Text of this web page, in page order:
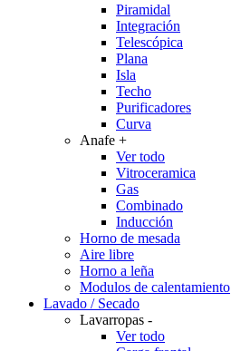
Piramidal
Integración
Telescópica
Plana
Isla
Techo
Purificadores
Curva
Anafe +
Ver todo
Vitroceramica
Gas
Combinado
Inducción
Horno de mesada
Aire libre
Horno a leña
Modulos de calentamiento
Lavado / Secado
Lavarropas -
Ver todo